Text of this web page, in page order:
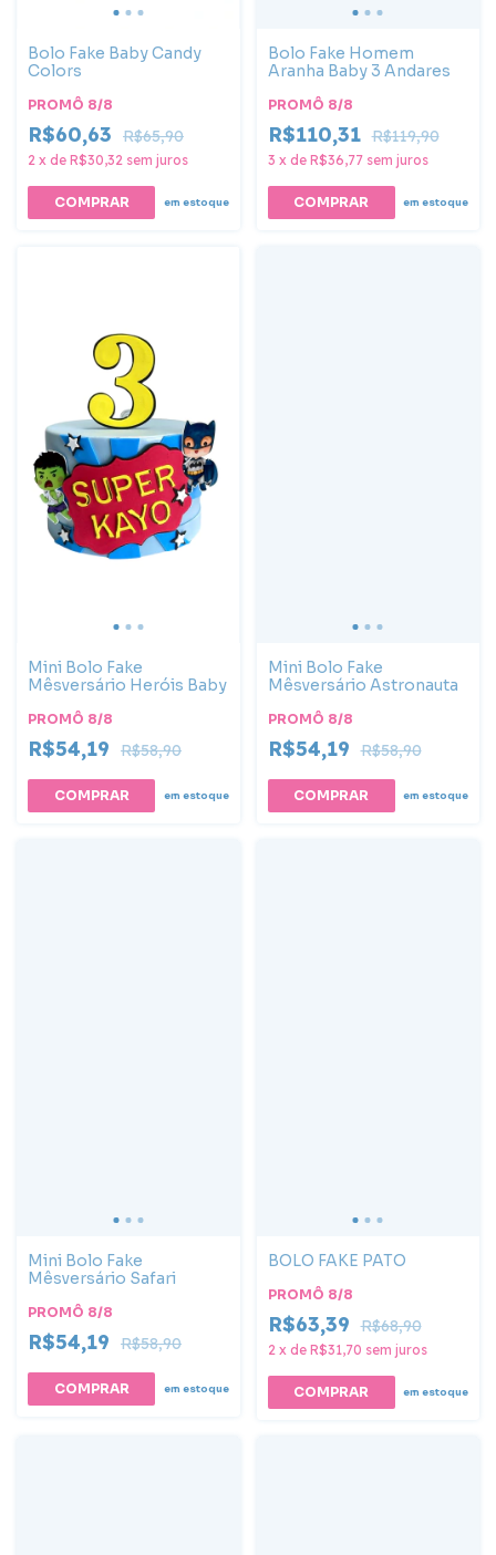
Bolo Fake Baby Candy
Colors
PROMÔ 8/8
R$60,63 R$65,90
2 x de R$30,32 sem juros
em estoque
Bolo Fake Homem
Aranha Baby 3 Andares
PROMÔ 8/8
R$110,31 R$119,90
3 x de R$36,77 sem juros
em estoque
Mini Bolo Fake
Mêsversário Heróis Baby
PROMÔ 8/8
R$54,19 R$58,90
em estoque
Mini Bolo Fake
Mêsversário Astronauta
PROMÔ 8/8
R$54,19 R$58,90
em estoque
Mini Bolo Fake
Mêsversário Safari
PROMÔ 8/8
R$54,19 R$58,90
em estoque
BOLO FAKE PATO
PROMÔ 8/8
R$63,39 R$68,90
2 x de R$31,70 sem juros
em estoque